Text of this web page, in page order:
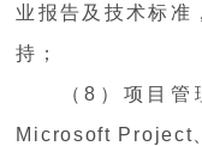
业报告及技术标准
持；
（8）项目
Microsoft Project